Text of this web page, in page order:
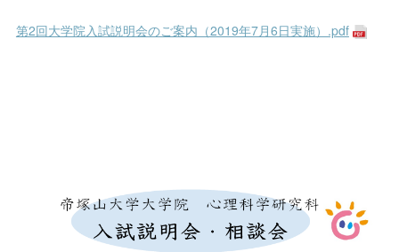
第2回大学院入試説明会のご案内（2019年7月6日実施）.pdf